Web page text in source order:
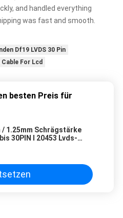
and handled everything
was fast and smooth.
Df19 LVDS 30 Pin
For Lcd
besten Preis für
/ 1.25mm Schrägstärke
30PIN I 20453 Lvds-